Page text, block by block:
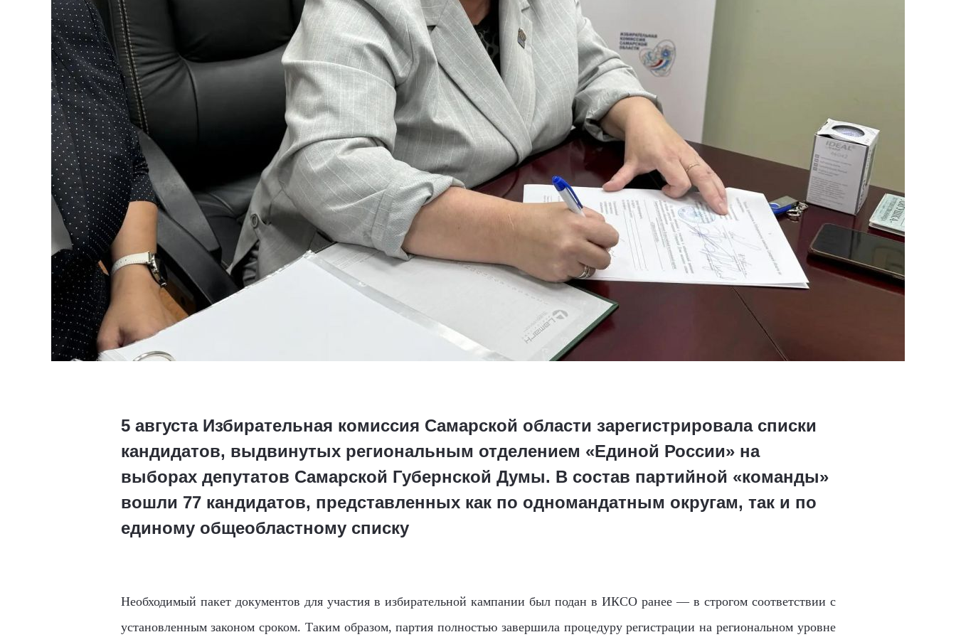
5 августа Избирательная комиссия Самарской области зарегистрировала списки
кандидатов, выдвинутых региональным отделением «Единой России» на
выборах депутатов Самарской Губернской Думы. В состав партийной «команды»
вошли 77 кандидатов, представленных как по одномандатным округам, так и по
единому общеобластному списку
Необходимый пакет документов для участия в избирательной кампании был подан в ИКСО ранее — в строгом соответствии с
установленным законом сроком. Таким образом, партия полностью завершила процедуру регистрации на региональном уровне